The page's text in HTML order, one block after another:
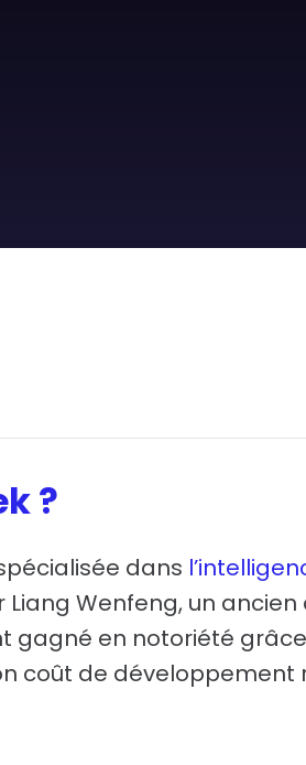
?
dans
Wenfeng, un ancien
gagné en notoriété
coût de développement